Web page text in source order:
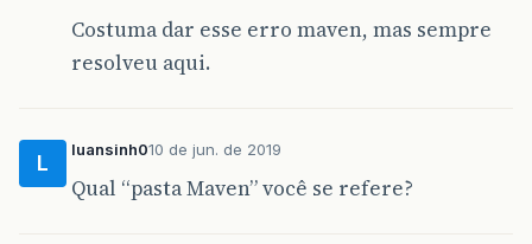
Costuma dar esse erro maven, mas sempre
resolveu aqui.
L
luansinh010 de jun. de 2019
Qual “pasta Maven” você se refere?